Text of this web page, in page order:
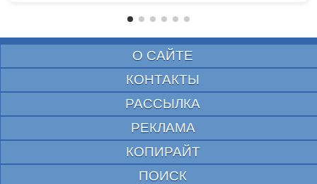
О САЙТЕ
КОНТАКТЫ
РАССЫЛКА
РЕКЛАМА
КОПИРАЙТ
ПОИСК